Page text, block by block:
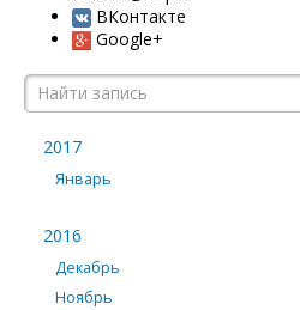
ВКонтакте
Google+
2017
Январь
2016
Декабрь
Ноябрь